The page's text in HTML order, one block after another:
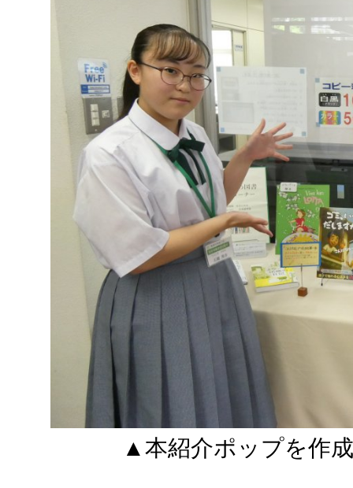
▲本紹介ポップを作